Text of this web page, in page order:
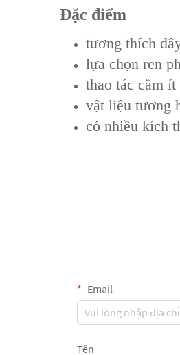
Đặc điểm
tương thích
lựa chọn ren
thao tác cắm
vật liệu tương
có nhiều kích
Email
Tên